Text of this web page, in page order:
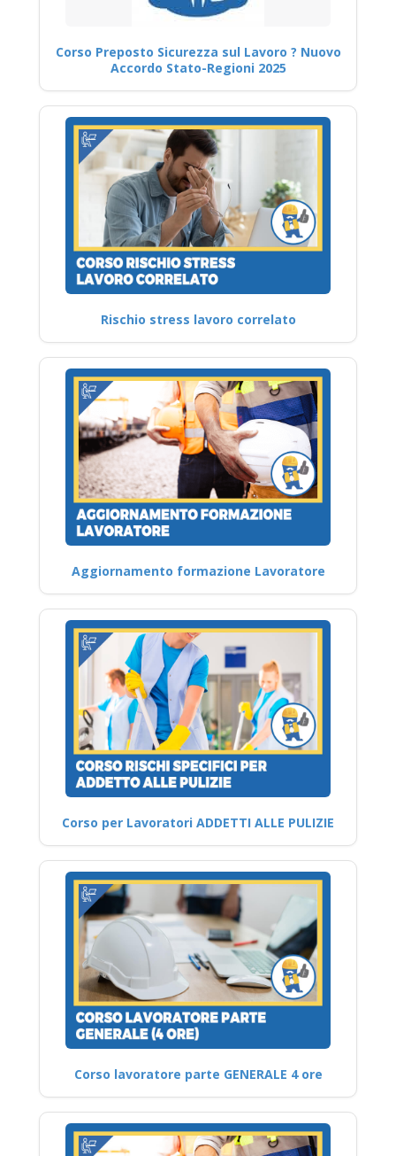
Corso Preposto Sicurezza sul Lavoro ? Nuovo
Accordo Stato-Regioni 2025
Rischio stress lavoro correlato
Aggiornamento formazione Lavoratore
Corso per Lavoratori ADDETTI ALLE PULIZIE
Corso lavoratore parte GENERALE 4 ore